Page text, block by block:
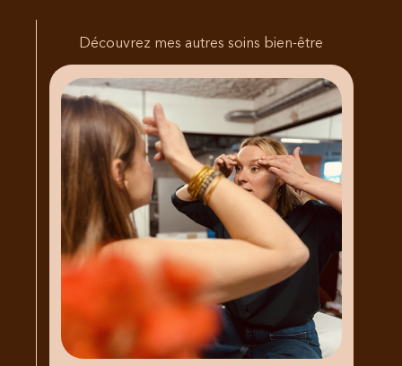
Découvrez mes autres soins bien-être